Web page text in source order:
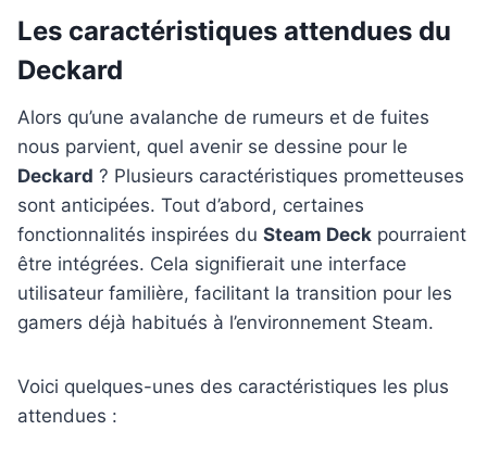
Les caractéristiques attendues du
Deckard
Alors qu’une avalanche de rumeurs et de fuites
nous parvient, quel avenir se dessine pour le
Deckard ? Plusieurs caractéristiques prometteuses
sont anticipées. Tout d’abord, certaines
fonctionnalités inspirées du Steam Deck pourraient
être intégrées. Cela signifierait une interface
utilisateur familière, facilitant la transition pour les
gamers déjà habitués à l’environnement Steam.
Voici quelques-unes des caractéristiques les plus
attendues :